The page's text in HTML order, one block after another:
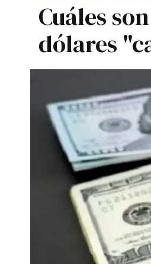
Cuáles
dólares